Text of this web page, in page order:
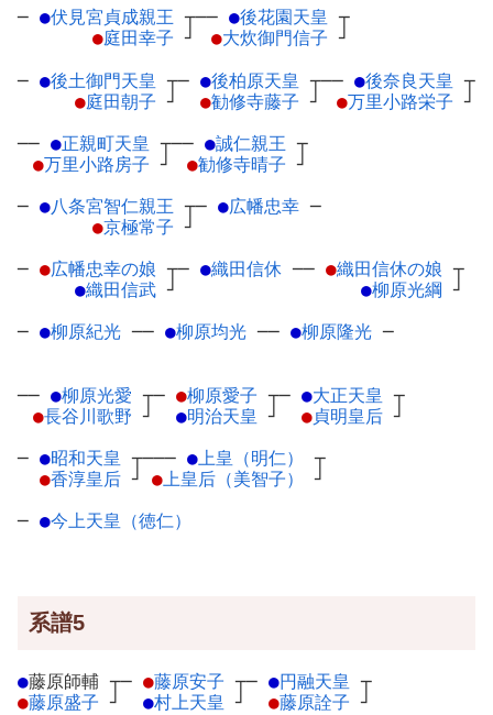
─ ●伏見宮貞成親王 ┬
●庭田幸子 ┘
── ●後花園天皇 ┬
●大炊御門信子 ┘
─ ●後土御門天皇 ┬
●庭田朝子 ┘
─ ●後柏原天皇 ┬
●勧修寺藤子 ┘
── ●後奈良天皇 ┬
●万里小路栄子 ┘
── ●正親町天皇 ┬
●万里小路房子 ┘
── ●誠仁親王 ┬
●勧修寺晴子 ┘
─ ●八条宮智仁親王 ┬
●京極常子 ┘
─ ●広幡忠幸 ─
─ ●広幡忠幸の娘 ┬
●織田信武 ┘
─ ●織田信休 ── ●織田信休の娘 ┬
●柳原光綱 ┘
─ ●柳原紀光 ── ●柳原均光 ── ●柳原隆光 ─
── ●柳原光愛 ┬
●長谷川歌野 ┘
─ ●柳原愛子 ┬
●明治天皇 ┘
─ ●大正天皇 ┬
●貞明皇后 ┘
─ ●昭和天皇 ┬
●香淳皇后 ┘
─── ● 上皇（明仁）
┬
● 上皇后（美智子） ┘
─ ●今上天皇（徳仁）
系譜5
●藤原師輔 ┬
●藤原盛子 ┘
─ ●藤原安子 ┬
●村上天皇 ┘
─ ●円融天皇 ┬
●藤原詮子 ┘